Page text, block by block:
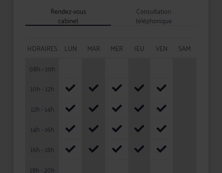
Rendez-vous
cabinet
Consultation
téléphonique
HORAIRES LUN MAR MER JEU VEN
SAM
08h - 10h
10h - 12h
12h - 14h
14h - 16h
16h - 18h
18h - 20h